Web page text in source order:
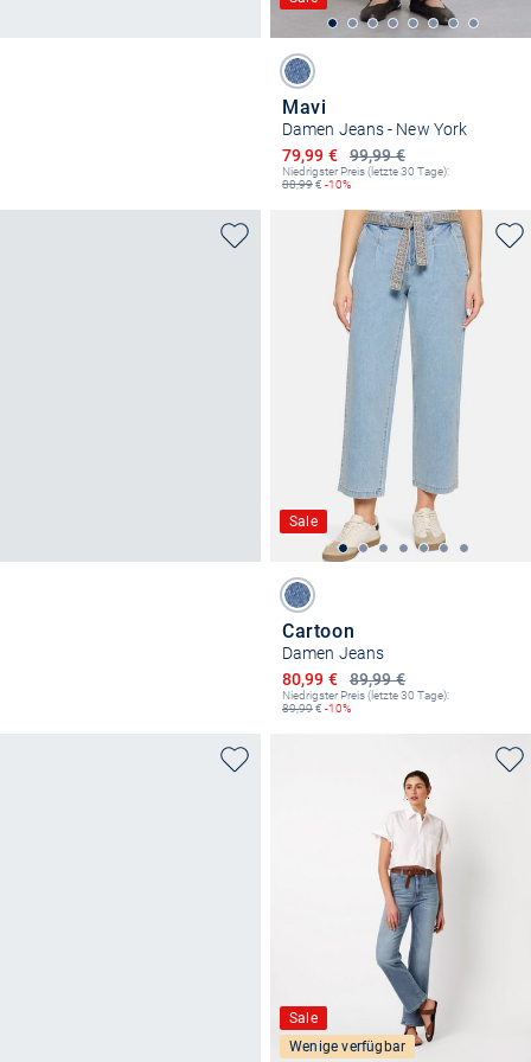
Mavi
Damen Jeans - New York
99,99 €
Ermäßigter Preis
79,99 €
Niedrigster Preis (letzte 30 Tage):
88,99€ -10%
Sale
Cartoon
Damen Jeans
89,99 €
Ermäßigter Preis
80,99 €
Niedrigster Preis (letzte 30 Tage):
89,99€ -10%
Sale
Wenige verfügbar